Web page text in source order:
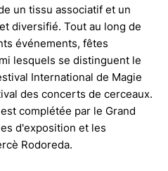
un tissu associatif et un
diversifié. Tout au long de
événements, fêtes
lesquels se distinguent le
International de Magie
des concerts de cerceaux.
complétée par le Grand
d'exposition et les
Rodoreda.